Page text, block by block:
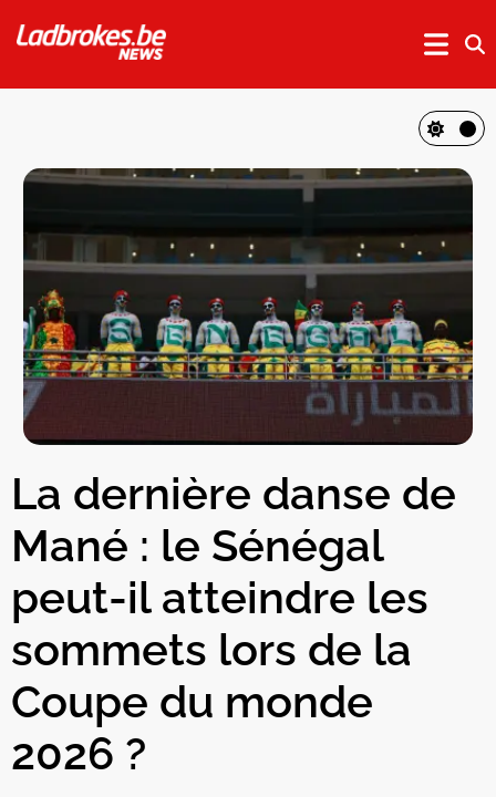
La dernière danse de
Mané : le Sénégal
peut-il atteindre les
sommets lors de la
Coupe du monde
2026 ?